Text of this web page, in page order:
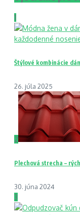
1
Štýlové kombinácie
26. júla 2025
2
Plechová strecha –
30. júna 2024
3